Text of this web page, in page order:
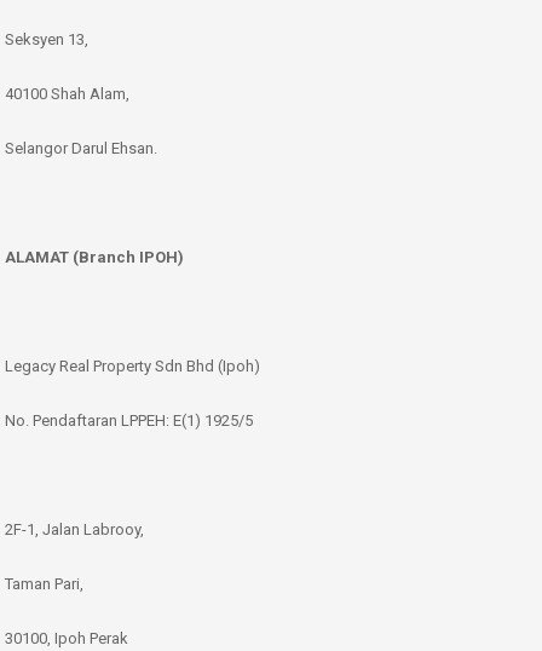
Seksyen 13,
40100 Shah Alam,
Selangor Darul Ehsan.
ALAMAT (Branch IPOH)
Legacy Real Property Sdn Bhd (Ipoh)
No. Pendaftaran LPPEH: E(1) 1925/5
2F-1, Jalan Labrooy,
Taman Pari,
30100, Ipoh Perak